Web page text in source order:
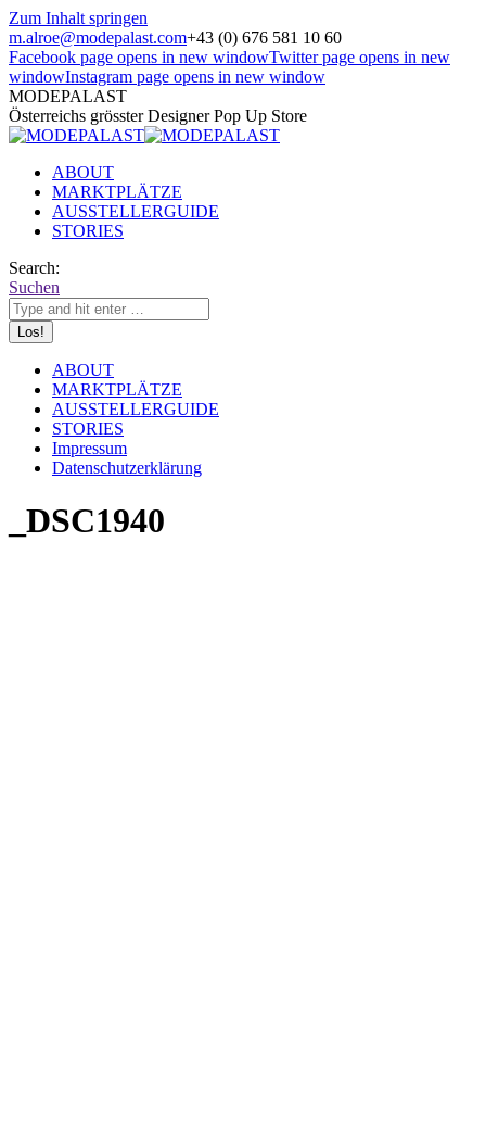
Zum Inhalt springen
m.alroe@modepalast.com+43 (0) 676 581 10 60
Facebook page opens in new windowTwitter page opens in new
windowInstagram page opens in new window
MODEPALAST
Österreichs grösster Designer Pop Up Store
ABOUT
MARKTPLÄTZE
AUSSTELLERGUIDE
STORIES
Search:
Suchen
ABOUT
MARKTPLÄTZE
AUSSTELLERGUIDE
STORIES
Impressum
Datenschutzerklärung
_DSC1940